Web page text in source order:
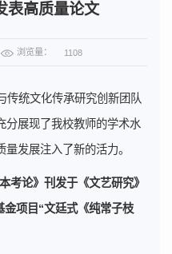
表高质量论文
浏览量： 1108
传统文化传承研究创新团队
分展现了我校教师的学术水
发展注入了新的活力。
考论》刊发于《文艺研究》
项目“文廷式《纯常子枝